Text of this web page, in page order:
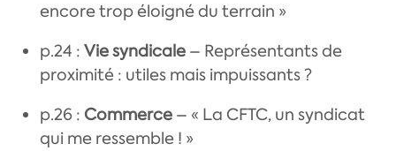
encore trop éloigné du terrain »
p.24 : Vie syndicale – Représentants de
proximité : utiles mais impuissants ?
p.26 : Commerce – « La CFTC, un syndicat
qui me ressemble ! »